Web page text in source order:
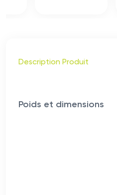
Description Produit
Poids et dimensions